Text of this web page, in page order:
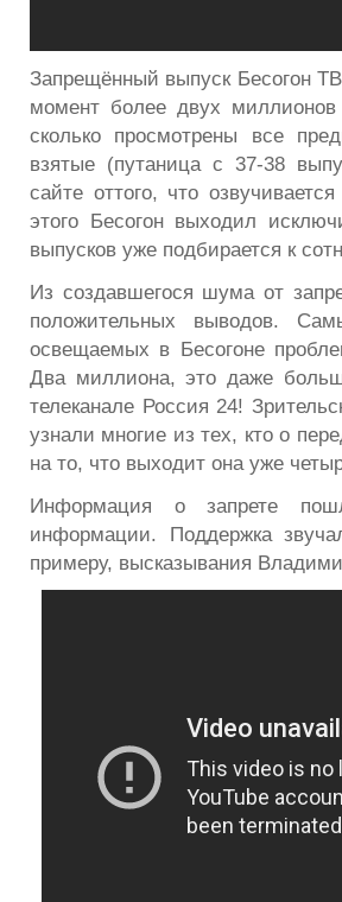
Запрещённый выпуск Бесогон
момент более двух
сколько просмотрены все
взятые (путаница с 37-38
сайте оттого, что
этого Бесогон выходил
выпусков уже подбирается к
Из создавшегося шума от
положительных выводов.
освещаемых в Бесогоне
Два миллиона, это даже
телеканале Россия 24!
узнали многие из тех, кто о
на то, что выходит она уже
Информация о запрете
информации. Поддержка
примеру, высказывания